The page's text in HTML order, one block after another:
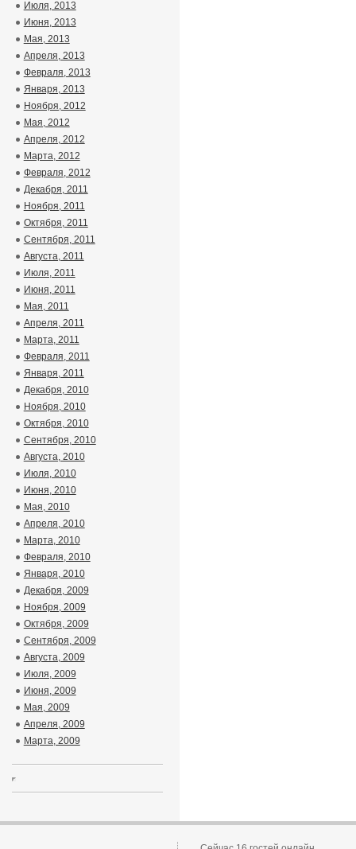
Июля, 2013
Июня, 2013
Мая, 2013
Апреля, 2013
Февраля, 2013
Января, 2013
Ноября, 2012
Мая, 2012
Апреля, 2012
Марта, 2012
Февраля, 2012
Декабря, 2011
Ноября, 2011
Октября, 2011
Сентября, 2011
Августа, 2011
Июля, 2011
Июня, 2011
Мая, 2011
Апреля, 2011
Марта, 2011
Февраля, 2011
Января, 2011
Декабря, 2010
Ноября, 2010
Октября, 2010
Сентября, 2010
Августа, 2010
Июля, 2010
Июня, 2010
Мая, 2010
Апреля, 2010
Марта, 2010
Февраля, 2010
Января, 2010
Декабря, 2009
Ноября, 2009
Октября, 2009
Сентября, 2009
Августа, 2009
Июля, 2009
Июня, 2009
Мая, 2009
Апреля, 2009
Марта, 2009